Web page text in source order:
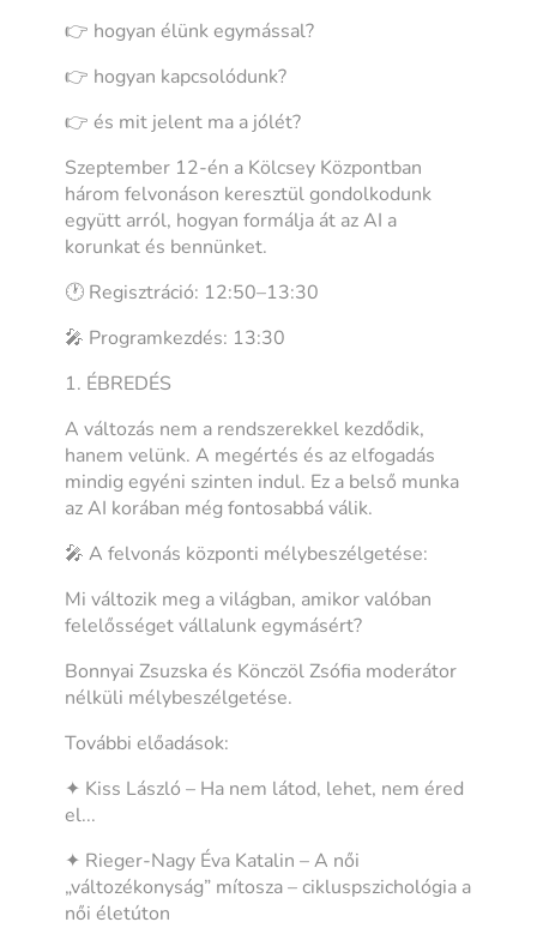
👉 hogyan élünk egymással?
👉 hogyan kapcsolódunk?
👉 és mit jelent ma a jólét?
Szeptember 12-én a Kölcsey Központban
három felvonáson keresztül gondolkodunk
együtt arról, hogyan formálja át az AI a
korunkat és bennünket.
🕐 Regisztráció: 12:50–13:30
🎤 Programkezdés: 13:30
1. ÉBREDÉS
A változás nem a rendszerekkel kezdődik,
hanem velünk. A megértés és az elfogadás
mindig egyéni szinten indul. Ez a belső munka
az AI korában még fontosabbá válik.
🎤 A felvonás központi mélybeszélgetése:
Mi változik meg a világban, amikor valóban
felelősséget vállalunk egymásért?
Bonnyai Zsuzska és Könczöl Zsófia moderátor
nélküli mélybeszélgetése.
További előadások:
✦ Kiss László – Ha nem látod, lehet, nem éred
el...
✦ Rieger-Nagy Éva Katalin – A női
„változékonyság” mítosza – cikluspszichológia a
női életúton